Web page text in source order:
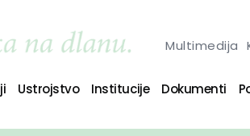
Multimedija
Ustrojstvo Institucije Dokumenti